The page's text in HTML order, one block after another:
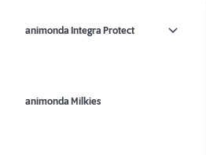
animonda Integra Protect
animonda Milkies